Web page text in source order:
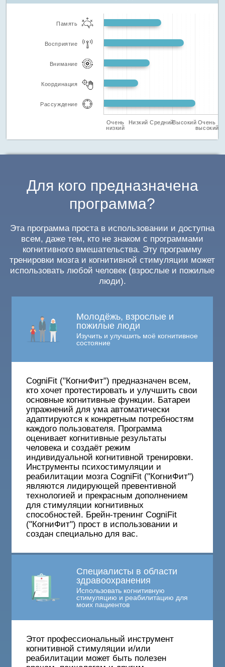
Память
Восприятие
Внимание
Координация
Рассуждение
Очень
низкий
Низкий СреднийВысокий Очень
высокий
Для кого предназначена
программа?
Эта программа проста в использовании и доступна
всем, даже тем, кто не знаком с программами
когнитивного вмешательства. Эту программу
тренировки мозга и когнитивной стимуляции может
использовать любой человек (взрослые и пожилые
люди).
Молодёжь, взрослые и
пожилые люди
Изучить и улучшить моё когнитивное
состояние
CogniFit ("КогниФит") предназначен всем,
кто хочет протестировать и улучшить свои
основные когнитивные функции. Батареи
упражнений для ума автоматически
адаптируются к конкретным потребностям
каждого пользователя. Программа
оценивает когнитивные результаты
человека и создаёт режим
индивидуальной когнитивной тренировки.
Инструменты психостимуляции и
реабилитации мозга CogniFit ("КогниФит")
являются лидирующей превентивной
технологией и прекрасным дополнением
для стимуляции когнитивных
способностей. Брейн-тренинг CogniFit
("КогниФит") прост в использовании и
создан специально для вас.
Специалисты в области
здравоохранения
Использовать когнитивную
стимуляцию и реабилитацию для
моих пациентов
Этот профессиональный инструмент
когнитивной стимуляции и/или
реабилитации может быть полезен